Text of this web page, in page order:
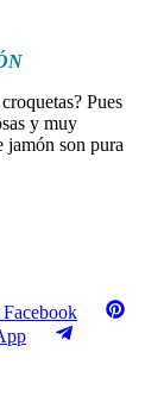
Pues
y muy
jamón son pura